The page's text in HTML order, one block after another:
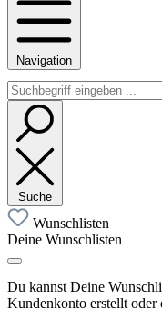
Navigation
Suche
Wunschlisten
Deine Wunschlisten
Du kannst Deine
Kundenkonto erstellt oder